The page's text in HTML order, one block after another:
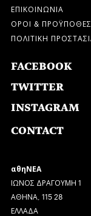
ΕΠΙΚΟΙΝΩΝΙΑ
ΟΡΟΙ &
ΠΟΛΙΤΙΚΗ
FACEBOOK
TWITTER
INSTAGRAM
CONTACT
αθηΝΕΑ
ΙΩΝΟΣ ΔΡΑΓΟΥΜΗ 1
ΑΘΗΝΑ, 115 28
ΕΛΛΑΔΑ